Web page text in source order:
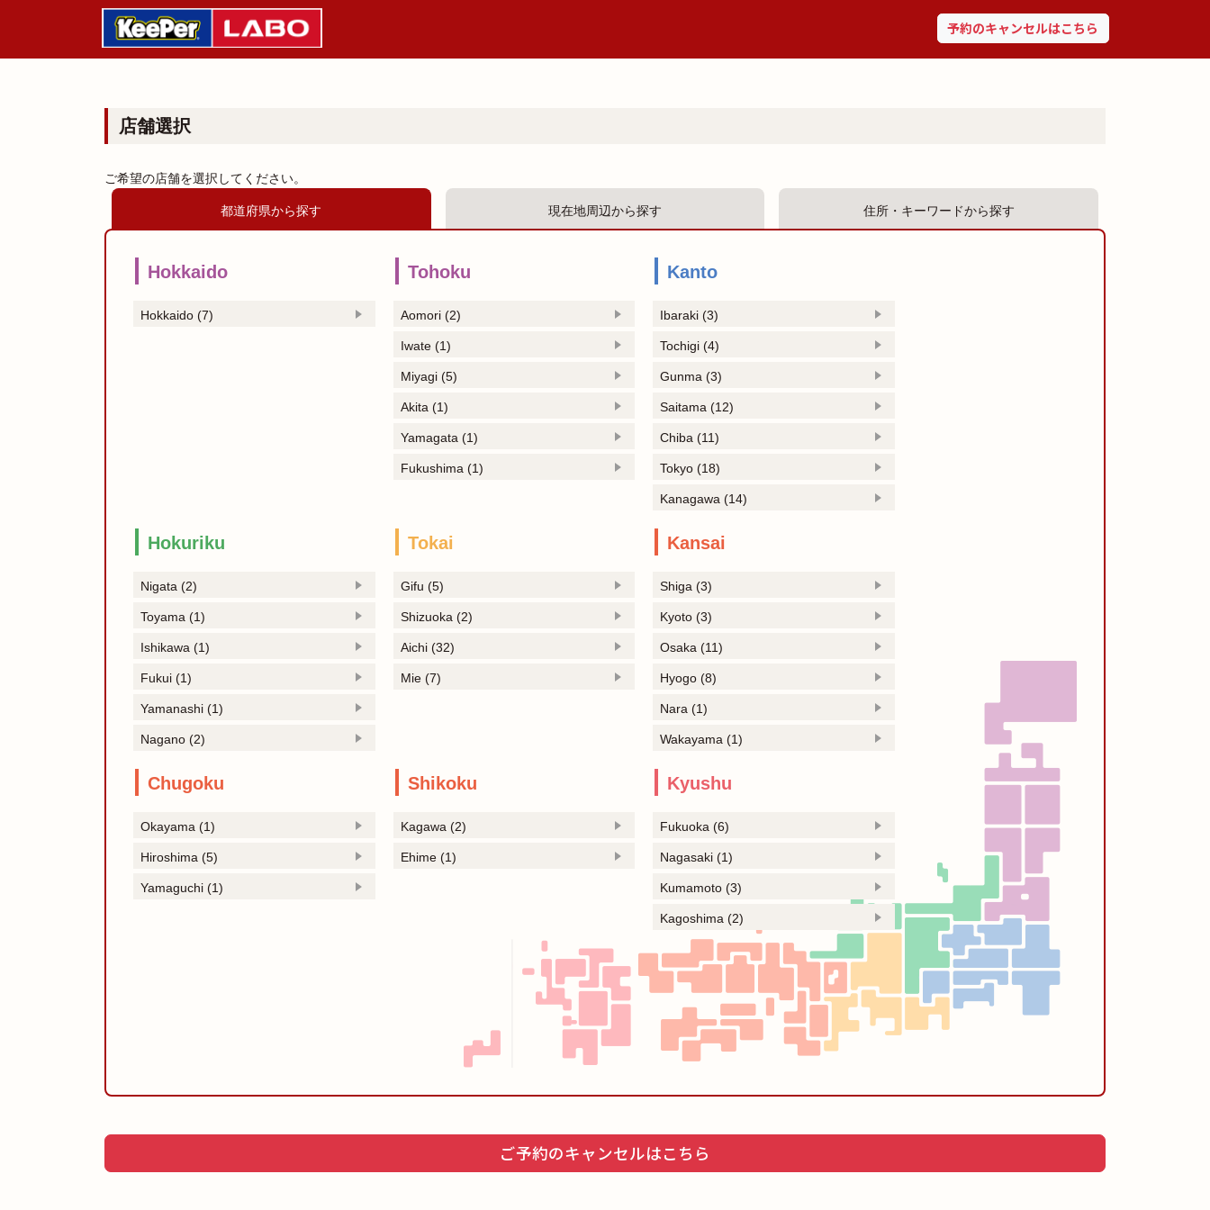
予約のキャンセルはこちら
店舗選択
ご希望の店舗を選択してください。
都道府県から探す 現在地周辺から探す 住所・キーワードから探す
Hokkaido
Hokkaido (7)
Tohoku
Aomori (2)
Iwate (1)
Miyagi (5)
Akita (1)
Yamagata (1)
Fukushima (1)
Kanto
Ibaraki (3)
Tochigi (4)
Gunma (3)
Saitama (12)
Chiba (11)
Tokyo (18)
Kanagawa (14)
Hokuriku
Nigata (2)
Toyama (1)
Ishikawa (1)
Fukui (1)
Yamanashi (1)
Nagano (2)
Tokai
Gifu (5)
Shizuoka (2)
Aichi (32)
Mie (7)
Kansai
Shiga (3)
Kyoto (3)
Osaka (11)
Hyogo (8)
Nara (1)
Wakayama (1)
Chugoku
Okayama (1)
Hiroshima (5)
Yamaguchi (1)
Shikoku
Kagawa (2)
Ehime (1)
Kyushu
Fukuoka (6)
Nagasaki (1)
Kumamoto (3)
Kagoshima (2)
ご予約のキャンセルはこちら